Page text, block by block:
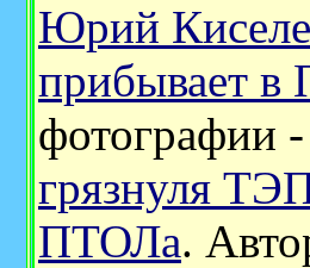
Юрий
прибывает в
фотографии
грязнуля
ПТОЛа.